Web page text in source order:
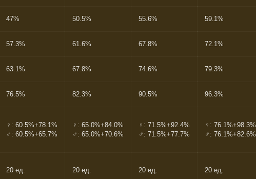
47% 50.5% 55.6% 59.1%
57.3% 61.6% 67.8% 72.1%
63.1% 67.8% 74.6% 79.3%
76.5% 82.3% 90.5% 96.3%
♀: 60.5%+78.1%
♂: 60.5%+65.7%
♀: 65.0%+84.0%
♂: 65.0%+70.6%
♀: 71.5%+92.4%
♂: 71.5%+77.7%
♀: 76.1%+98.3%
♂: 76.1%+82.6%
20 ед. 20 ед. 20 ед. 20 ед.